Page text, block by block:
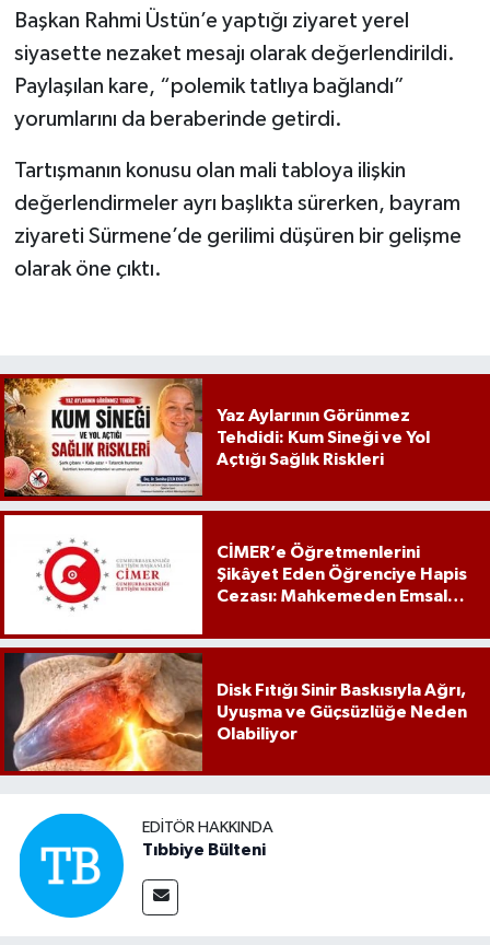
Başkan Rahmi Üstün’e yaptığı ziyaret yerel
siyasette nezaket mesajı olarak değerlendirildi.
Paylaşılan kare, “polemik tatlıya bağlandı”
yorumlarını da beraberinde getirdi.
Tartışmanın konusu olan mali tabloya ilişkin
değerlendirmeler ayrı başlıkta sürerken, bayram
ziyareti Sürmene’de gerilimi düşüren bir gelişme
olarak öne çıktı.
Yaz Aylarının Görünmez
Tehdidi: Kum Sineği ve Yol
Açtığı Sağlık Riskleri
CİMER’e Öğretmenlerini
Şikâyet Eden Öğrenciye Hapis
Cezası: Mahkemeden Emsal
Disk Fıtığı Sinir Baskısıyla Ağrı,
Uyuşma ve Güçsüzlüğe Neden
Olabiliyor
EDITÖR HAKKINDA
Tıbbiye Bülteni